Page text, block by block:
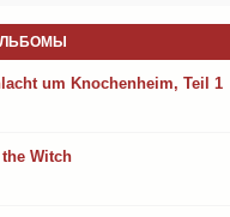
um Knochenheim, Teil 1
Witch